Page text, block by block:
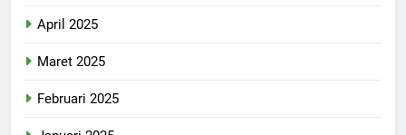
April 2025
Maret 2025
Februari 2025